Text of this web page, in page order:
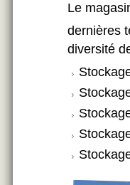
Le
dernières
diversité